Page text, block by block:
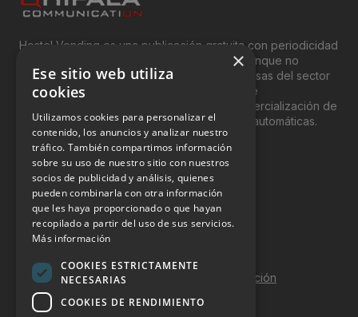
Hostel Vending es una publicación gratuita con periodicidad
bimensual y que está orientada, principal, aunque no
exclusivamente, a los profesionales y empresas del sector
del “Vending”; nombre con el que se conoce
genéricamente entre profesionales a la comercialización de
productos y servicios a través de máquinas automáticas.
INFORMACIÓN LEGAL
Aviso Legal
Política de Privacidad
Política de calidad y seguridad de la información
Contacto
×
Ese sitio web utiliza
cookies
Utilizamos cookies para personalizar el
contenido, los anuncios y analizar nuestro
tráfico. También compartimos información
sobre su uso de nuestro sitio con nuestros
socios de publicidad y análisis, quienes
pueden combinarla con otra información
que les haya proporcionado o que hayan
recopilado a partir del uso de sus servicios.
Más información
COOKIES ESTRICTAMENTE
NECESARIAS
COOKIES DE RENDIMIENTO